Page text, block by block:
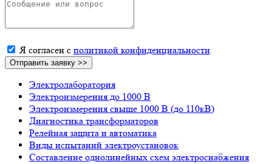
Я согласен с политикой конфиденциальности
Электролаборатория
Электроизмерения до 1000 В
Электроизмерения свыше 1000 В (до 110кВ)
Диагностика трансформаторов
Релейная защита и автоматика
Виды испытаний электроустановок
Составление однолинейных схем электроснабжения